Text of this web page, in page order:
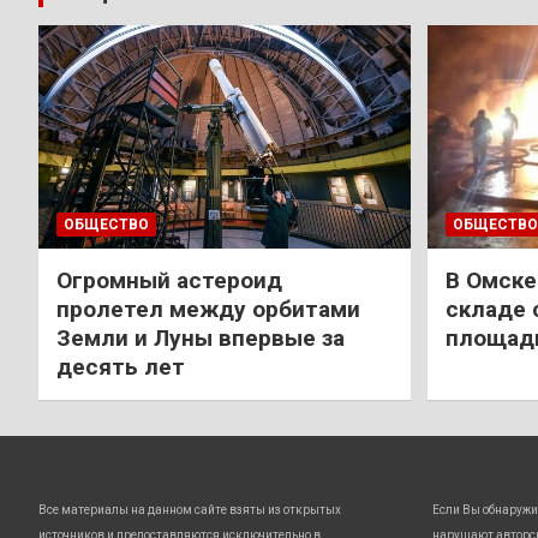
ОБЩЕСТВО
Огромный астероид
пролетел между орбитами
Земли и Луны впервые за
десять лет
ОБЩЕСТВО
В
складе
Все материалы на данном сайте взяты из открытых
источников и предоставляются исключительно в
Если Вы
нарушают